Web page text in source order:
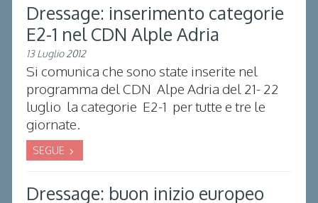
Dressage: inserimento categorie
E2-1 nel CDN Alple Adria
13 Luglio 2012
Si comunica che sono state inserite nel
programma del CDN Alpe Adria del 21- 22
luglio la categorie E2-1 per tutte e tre le
giornate.
SEGUE
Dressage: buon inizio europeo